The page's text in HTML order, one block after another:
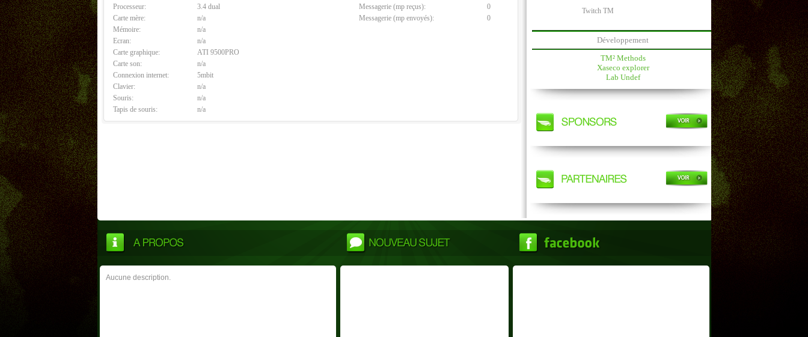
Processeur:
3.4 dual
Carte mère:
n/a
Mémoire:
n/a
Ecran:
n/a
Carte graphique:
ATI 9500PRO
Carte son:
n/a
Connexion internet:
5mbit
Clavier:
n/a
Souris:
n/a
Tapis de souris:
n/a
Messagerie (mp reçus):
0
Messagerie (mp envoyés):
0
Twitch TM
Développement
TM² Methods
Xaseco explorer
Lab Undef
Aucune description.